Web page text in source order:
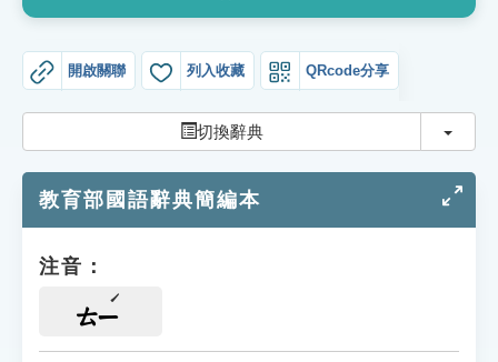
開啟關聯 列入收藏 QRcode分享
切換辭典 切換
教育部國語辭典簡編本
注音：
ㄊㄧ